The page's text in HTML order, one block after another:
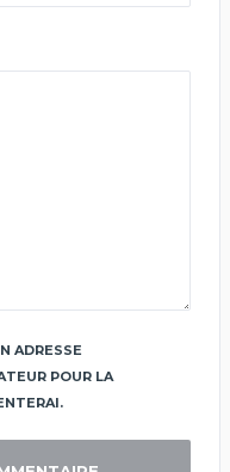
ADRESSE
POUR LA